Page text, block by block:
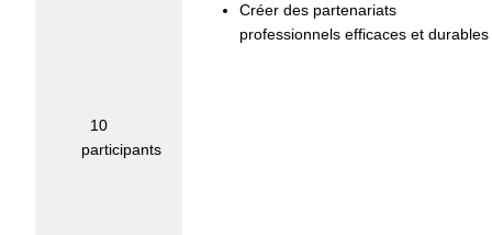
10
participants
Créer des partenariats
professionnels efficaces et durables